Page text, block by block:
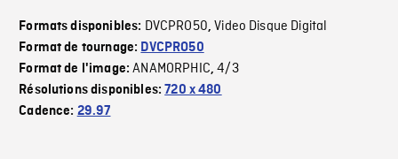
Formats disponibles: DVCPRO50,Video Disque Digital
Format de tournage: DVCPRO50
Format de l'image:ANAMORPHIC,4/3
Résolutions disponibles:720 x 480
Cadence: 29.97